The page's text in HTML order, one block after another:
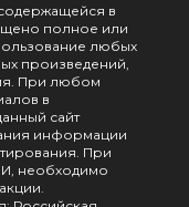
в
полное или
любых
произведений,
При любом
в
сайт
информации
При
необходимо